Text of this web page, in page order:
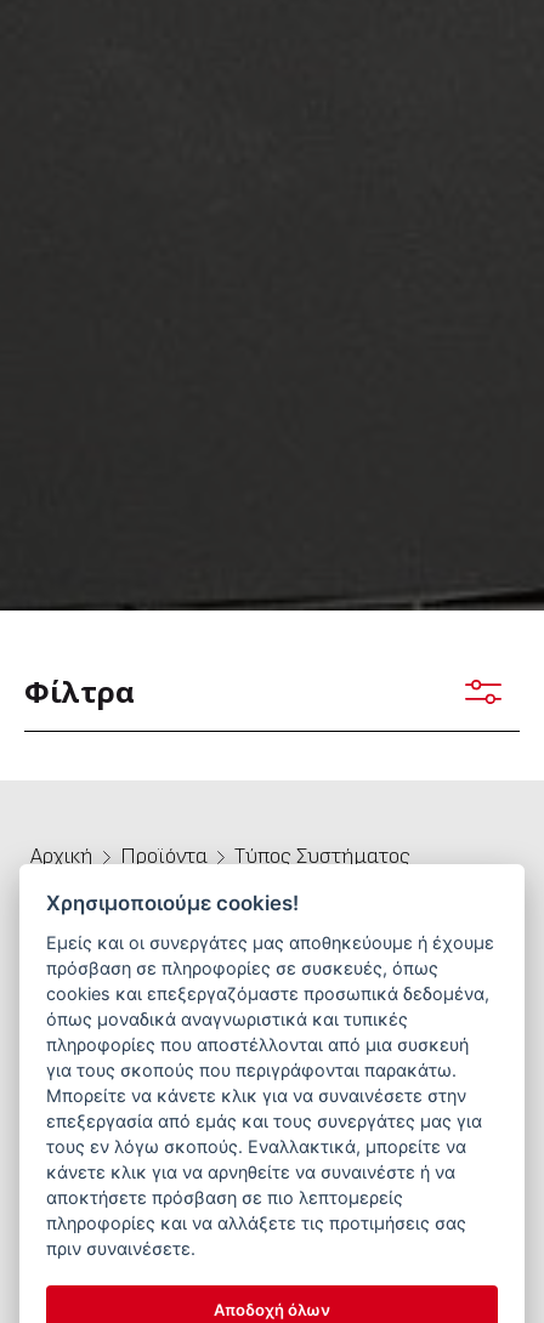
Φίλτρα
Αρχική Προϊόντα
Τύπος Συστήματος
Πληροφορίες Προϊόντων
Ελεγκτές & Πίνακες Ελέγχου – Control Panels
Ολοκληρωμένα συστήματα ελέγχου και αυτοματισμού
για κάθε μονάδα.Διαχειρίζονται όλες τις
λειτουργίες των συστημάτων σας , όπως
τροφοδοσία, υδροδοσία, θέρμανση, εξαερισμό, ζύγιση
τροφής, φωτισμό και ψύξη. Προσφέρουν
αποδοτικότητα
ασφάλεια και εύκολη διαχείριση
Χρησιμοποιούμε cookies!
Εμείς και οι συνεργάτες μας αποθηκεύουμε ή έχουμε
πρόσβαση σε πληροφορίες σε συσκευές, όπως
cookies και επεξεργαζόμαστε προσωπικά δεδομένα,
όπως μοναδικά αναγνωριστικά και τυπικές
πληροφορίες που αποστέλλονται από μια συσκευή
για τους σκοπούς που περιγράφονται παρακάτω.
Μπορείτε να κάνετε κλικ για να συναινέσετε στην
επεξεργασία από εμάς και τους συνεργάτες μας για
τους εν λόγω σκοπούς. Εναλλακτικά, μπορείτε να
κάνετε κλικ για να αρνηθείτε να συναινέστε ή να
αποκτήσετε πρόσβαση σε πιο λεπτομερείς
πληροφορίες και να αλλάξετε τις προτιμήσεις σας
πριν συναινέσετε.
Αποδοχή όλων